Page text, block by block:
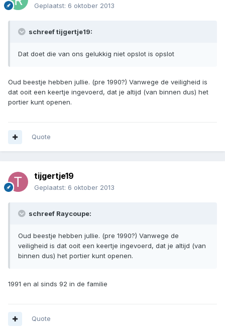
Geplaatst: 6 oktober 2013
schreef tijgertje19:
Dat doet die van ons gelukkig niet opslot is opslot
Oud beestje hebben jullie. (pre 1990?) Vanwege de veiligheid is
dat ooit een keertje ingevoerd, dat je altijd (van binnen dus) het
portier kunt openen.
Quote
tijgertje19
Geplaatst: 6 oktober 2013
schreef Raycoupe:
Oud beestje hebben jullie. (pre 1990?) Vanwege de
veiligheid is dat ooit een keertje ingevoerd, dat je altijd (van
binnen dus) het portier kunt openen.
1991 en al sinds 92 in de familie
Quote